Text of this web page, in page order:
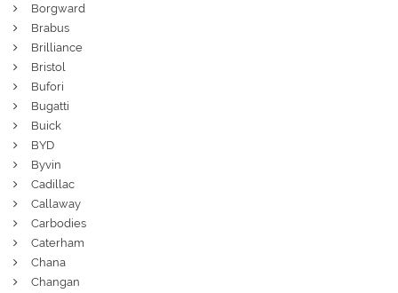
Borgward
Brabus
Brilliance
Bristol
Bufori
Bugatti
Buick
BYD
Byvin
Cadillac
Callaway
Carbodies
Caterham
Chana
Changan